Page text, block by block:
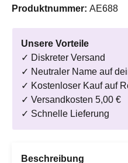
Produktnummer: AE688
Unsere Vorteile
✓ Diskreter Versand
✓ Neutraler Name auf
✓ Kostenloser Kauf auf
✓ Versandkosten 5,00 €
✓ Schnelle Lieferung
Beschreibung